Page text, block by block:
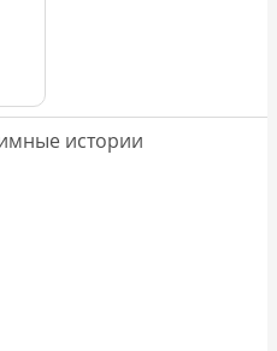
истории